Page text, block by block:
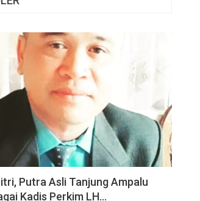
Putra Asli Tanjung Ampalu
Kadis Perkim LH…